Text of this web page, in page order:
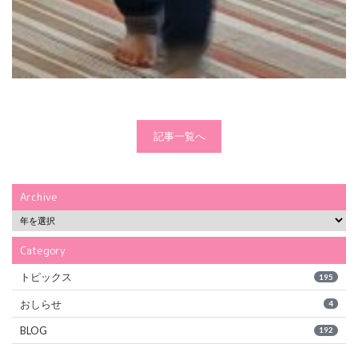
記事一覧へ
Archive
Category
トピックス 195
おしらせ 4
BLOG 192